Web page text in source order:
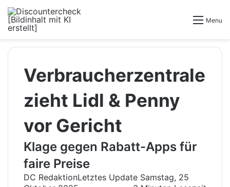
Menu
Verbraucherzentrale
zieht Lidl & Penny
vor Gericht
Klage gegen Rabatt-Apps für
faire Preise
DC RedaktionLetztes Update Samstag, 25